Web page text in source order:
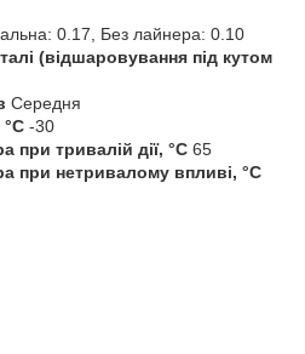
0.17, Без лайнера: 0.10
(відшаровування під кутом
Середня
-30
при тривалій дії, °C 65
при нетривалому впливі, °C